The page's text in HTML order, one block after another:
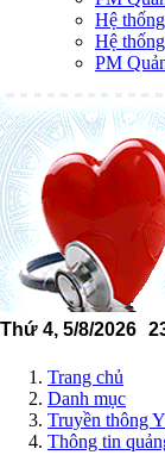
Hệ
Hệ
PM
Thứ 4, 5/8/2026
NGHIỆP -
Trang chủ
Danh mục
Truyền thông
Thông tin